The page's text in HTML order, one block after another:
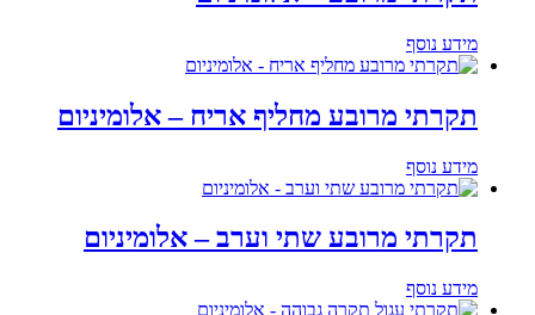
מידע נוסף
תקרתי מרובע מחליף אריח – אלומיניום
מידע נוסף
תקרתי מרובע שתי וערב – אלומיניום
מידע נוסף